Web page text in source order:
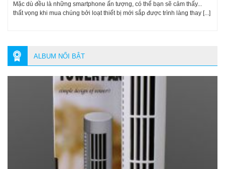
Mặc dù đều là những smartphone ấn tượng, có thể bạn sẽ cảm thấy...
thất vọng khi mua chúng bởi loạt thiết bị mới sắp được trình làng thay [...]
ALBUM NỔI BẬT